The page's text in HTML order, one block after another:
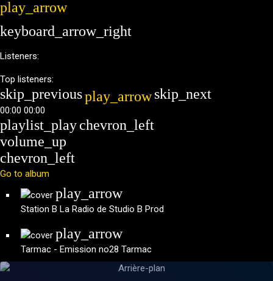
play_arrow
keyboard_arrow_right
Listeners:
Top listeners:
skip_previousplay_arrowskip_next
00:00 00:00
playlist_playchevron_left
volume_up
chevron_left
Go to album
play_arrow
Station B La Radio de Studio B Prod
play_arrow
Tarmac - Emission no28 Tarmac